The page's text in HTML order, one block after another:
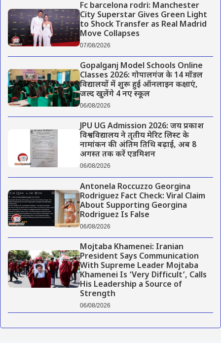
Fc barcelona rodri: Manchester
City Superstar Gives Green Light
to Shock Transfer as Real Madrid
Move Collapses
07/08/2026
Gopalganj Model Schools Online
Classes 2026: गोपालगंज के 14 मॉडल
विद्यालयों में शुरू हुई ऑनलाइन कक्षाएं,
जल्द खुलेंगे 4 नए स्कूल
06/08/2026
JPU UG Admission 2026: जय प्रकाश
विश्वविद्यालय ने तृतीय मेरिट लिस्ट के
नामांकन की अंतिम तिथि बढ़ाई, अब 8
अगस्त तक करें एडमिशन
06/08/2026
Antonela Roccuzzo Georgina
Rodriguez Fact Check: Viral Claim
About Supporting Georgina
Rodriguez Is False
06/08/2026
Mojtaba Khamenei: Iranian
President Says Communication
With Supreme Leader Mojtaba
Khamenei Is ‘Very Difficult’, Calls
His Leadership a Source of
Strength
06/08/2026